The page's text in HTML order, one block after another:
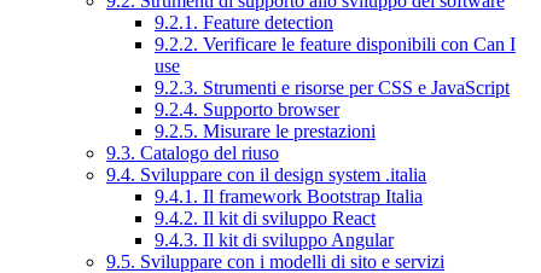
9.2.1. Feature detection
9.2.2. Verificare le feature disponibili con Can I
use
9.2.3. Strumenti e risorse per CSS e JavaScript
9.2.4. Supporto browser
9.2.5. Misurare le prestazioni
9.3. Catalogo del riuso
9.4. Sviluppare con il design system .italia
9.4.1. Il framework Bootstrap Italia
9.4.2. Il kit di sviluppo React
9.4.3. Il kit di sviluppo Angular
9.5. Sviluppare con i modelli di sito e servizi